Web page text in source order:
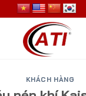
KHÁCH HÀNG